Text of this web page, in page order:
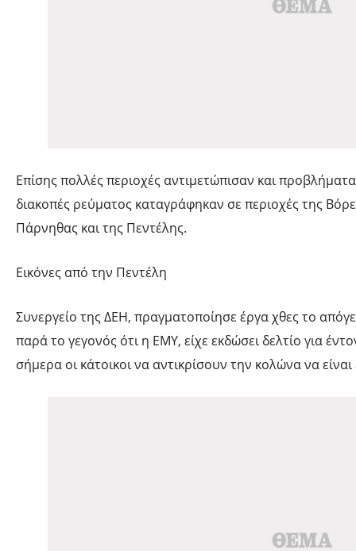
Επίσης πολλές περιοχές αντιμετώπισαν και
διακοπές ρεύματος καταγράφηκαν σε περιοχές της
Πάρνηθας και της Πεντέλης.
Εικόνες από την Πεντέλη
Συνεργείο της ΔΕΗ, πραγματοποίησε έργα χθες το
παρά το γεγονός ότι η ΕΜΥ, είχε εκδώσει δελτίο για
σήμερα οι κάτοικοι να αντικρίσουν την κολώνα να είναι